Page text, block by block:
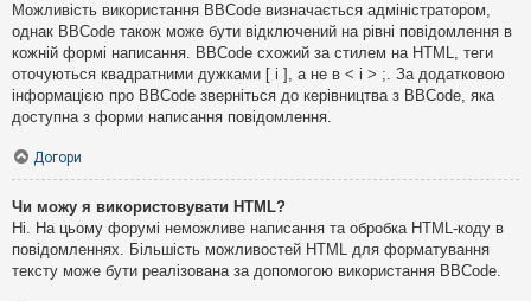
Можливість використання BBCode визначається адміністратором,
однак BBCode також може бути відключений на рівні повідомлення в
кожній формі написання. BBCode схожий за стилем на HTML, теги
оточуються квадратними дужками [ і ], а не в < і > ;. За додатковою
інформацією про BBCode зверніться до керівництва з BBCode, яка
доступна з форми написання повідомлення.
Догори
Чи можу я використовувати HTML?
Ні. На цьому форумі неможливе написання та обробка HTML-коду в
повідомленнях. Більшість можливостей HTML для форматування
тексту може бути реалізована за допомогою використання BBCode.